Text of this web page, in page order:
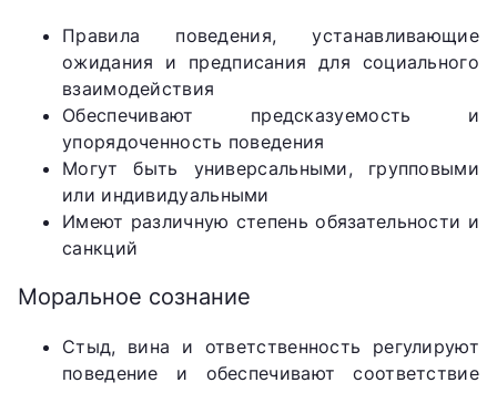
Правила поведения, устанавливающие
ожидания и предписания для социального
взаимодействия
Обеспечивают предсказуемость и
упорядоченность поведения
Могут быть универсальными, групповыми
или индивидуальными
Имеют различную степень обязательности и
санкций
Моральное сознание
Стыд, вина и ответственность регулируют
поведение и обеспечивают соответствие